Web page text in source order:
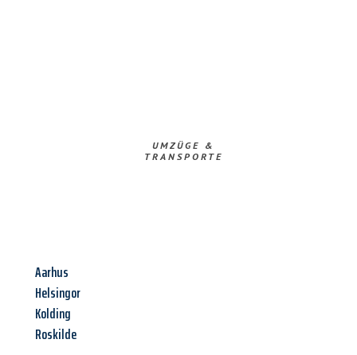
UMZÜGE &
TRANSPORTE
Aarhus
Helsingor
Kolding
Roskilde